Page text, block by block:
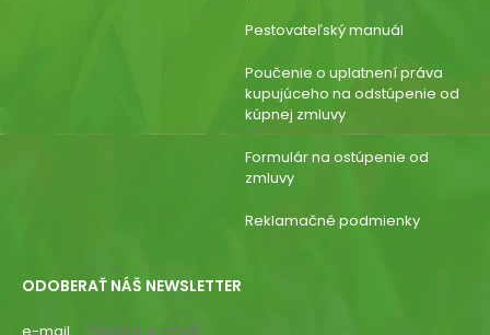
Pestovateľský manuál
Poučenie o uplatnení práva
kupujúceho na odstúpenie od
kúpnej zmluvy
Formulár na ostúpenie od
zmluvy
Reklamačné podmienky
ODOBERAŤ NÁŠ NEWSLETTER